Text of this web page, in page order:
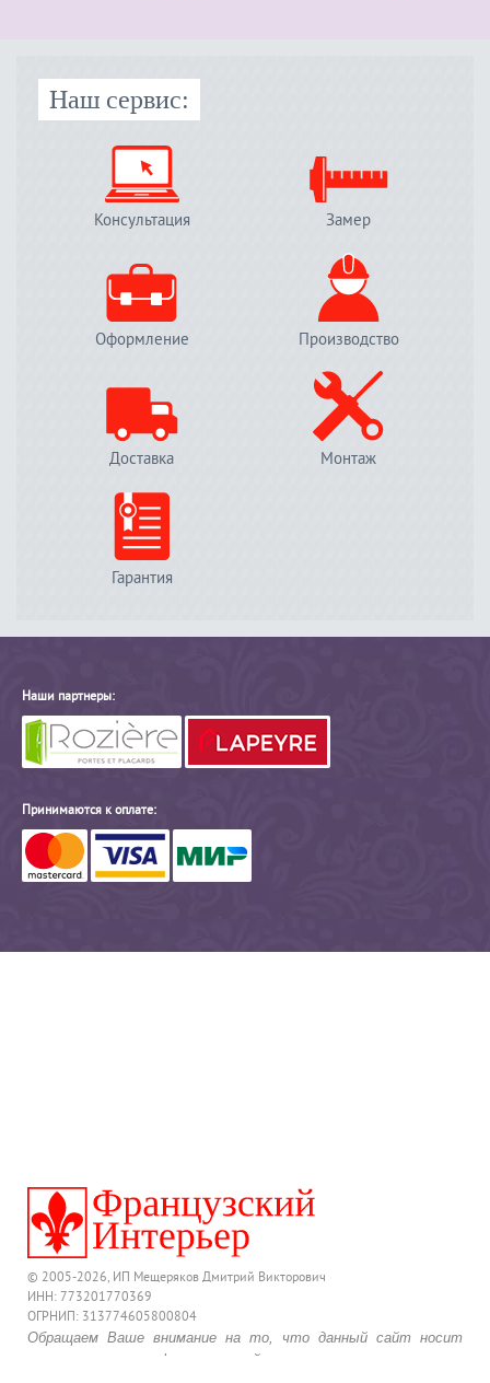
Наш сервис:
Консультация Замер
Оформление Производство
Доставка Монтаж
Гарантия
Наши партнеры:
Принимаются к оплате:
© 2005-2026, ИП Мещеряков Дмитрий Викторович
ИНН: 773201770369
ОГРНИП: 313774605800804
Обращаем Ваше внимание на то, что данный сайт носит
исключительно информационный характер и ни при каких